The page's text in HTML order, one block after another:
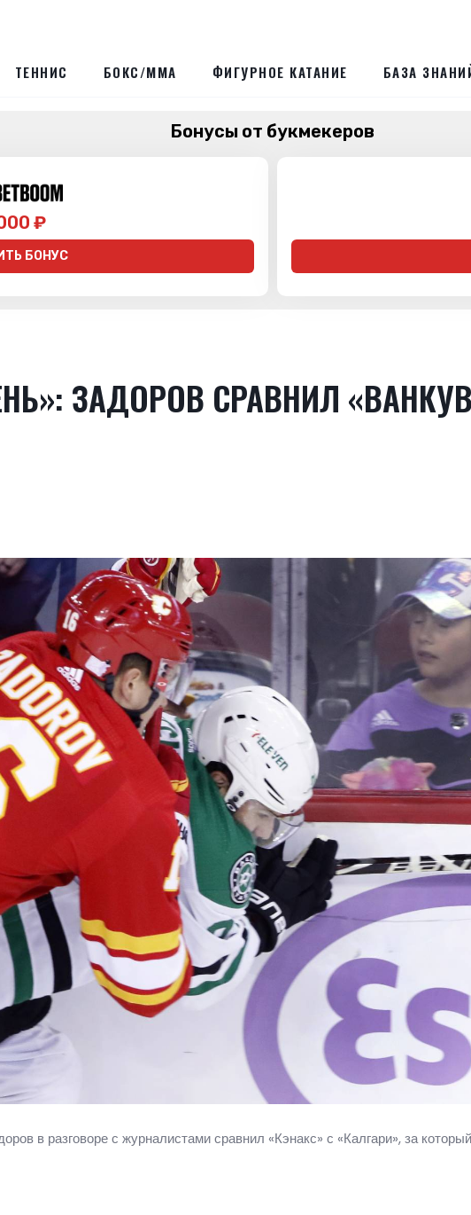
ТЕННИС БОКС/ММА ФИГУРНОЕ КАТАНИЕ БАЗА
Бонусы от букмекеров
₽
БОНУС
ЗАДОРОВ СРАВНИЛ
в разговоре с журналистами сравнил «Кэнакс» с «Калгари», за